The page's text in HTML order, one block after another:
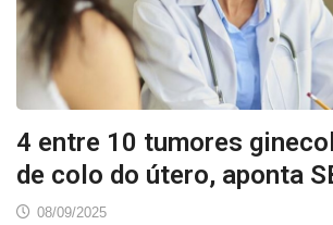
4 entre 10 tumores
de colo do útero, aponta
08/09/2025